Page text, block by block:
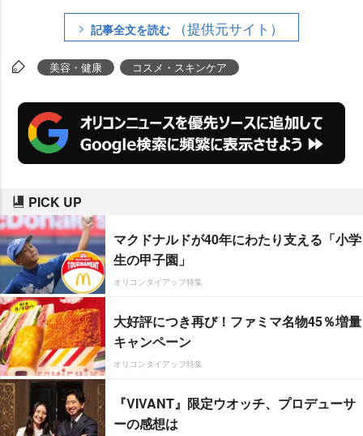
されました。実際のサロンワーク
として一連のテクニックを見せて
くれたのは、JNA本部認定講師の
dolce_rika)。実演の様子を取材し
ました。
記事全文を読む （提供元サイト）
美容・健康 コスメ・スキンケア
PICK UP
マクドナルドが40年にわたり支える「小学
生の甲子園」
オリコンタイアップ特集
大好評につき再び！ファミマ名物45％増量
キャンペーン
オリコンタイアップ特集
『VIVANT』限定ウオッチ、プロデューサ
ーの感想は